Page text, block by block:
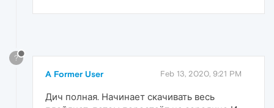
?
A Former User Feb 13, 2020, 9:21 PM
Дич полная. Начинает скачивать весь